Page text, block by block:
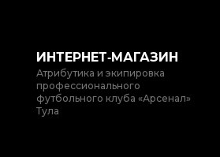
ИНТЕРНЕТ‑МАГАЗИН
Атрибутика и экипировка
профессионального
футбольного клуба «Арсенал»
Тула